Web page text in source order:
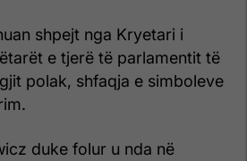
shpejt nga Kryetari i
e tjerë të parlamentit të
polak, shfaqja e simboleve
duke folur u nda në